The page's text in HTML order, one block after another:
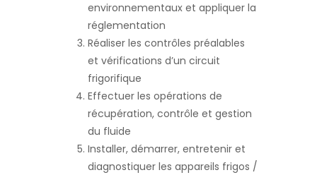
environnementaux et appliquer la
réglementation
Réaliser les contrôles préalables
et vérifications d’un circuit
frigorifique
Effectuer les opérations de
récupération, contrôle et gestion
du fluide
Installer, démarrer, entretenir et
diagnostiquer les appareils frigos /